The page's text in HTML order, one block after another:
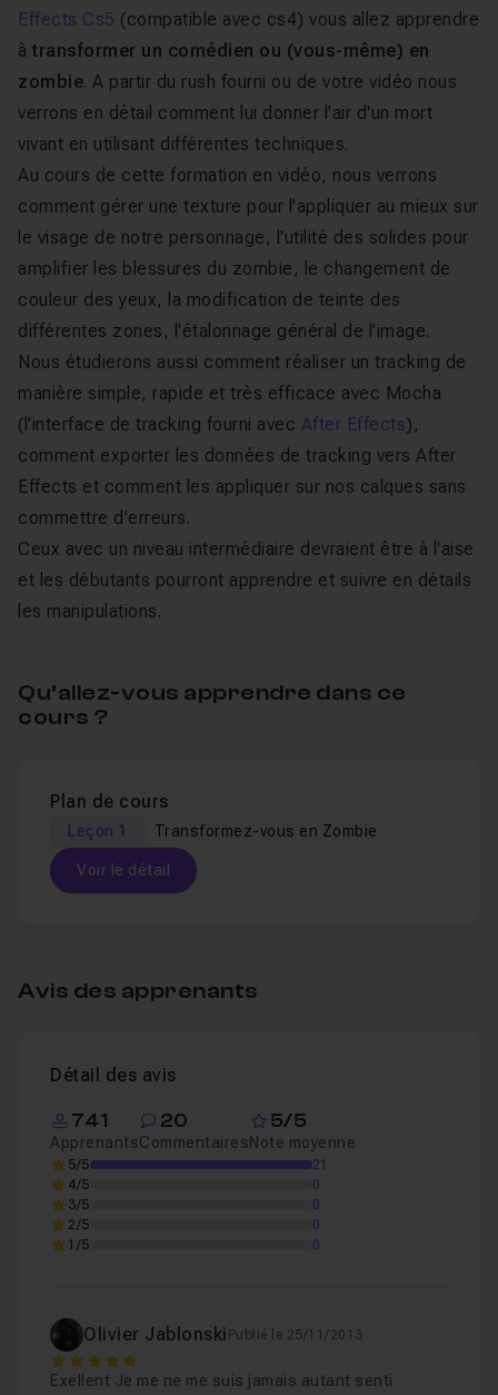
Effects Cs5 (compatible avec cs4) vous allez apprendre
à transformer un comédien ou (vous-même) en
zombie. A partir du rush fourni ou de votre vidéo nous
verrons en détail comment lui donner l'air d'un mort
vivant en utilisant différentes techniques.
Au cours de cette formation en vidéo, nous verrons
comment gérer une texture pour l'appliquer au mieux sur
le visage de notre personnage, l'utilité des solides pour
amplifier les blessures du zombie, le changement de
couleur des yeux, la modification de teinte des
différentes zones, l'étalonnage général de l'image.
Nous étudierons aussi comment réaliser un tracking de
manière simple, rapide et très efficace avec Mocha
(l'interface de tracking fourni avec After Effects),
comment exporter les données de tracking vers After
Effects et comment les appliquer sur nos calques sans
commettre d'erreurs.
Ceux avec un niveau intermédiaire devraient être à l'aise
et les débutants pourront apprendre et suivre en détails
les manipulations.
Qu’allez-vous apprendre dans ce
cours ?
Plan de cours
Leçon 1 Transformez-vous en Zombie
Voir le détail
Avis des apprenants
Détail des avis
741
Apprenants
20
Commentaires
5/5
Note moyenne
5/5
21
4/5
0
3/5
0
2/5
0
1/5
0
Olivier Jablonski Publié le 25/11/2013
5
Exellent Je me ne me suis jamais autant senti